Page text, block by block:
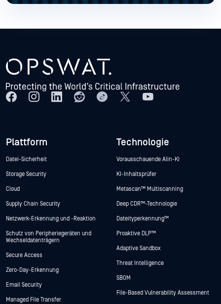
Plattform
Datei-Sicherheit
Storage Security
Cloud
Supply Chain Security
Netzwerk-Erkennung und -Reaktion
Schutz von Peripheriegeräten und
Wechseldatenträgern
Secure Access
Zero-Day-Erkennung
Email Security
Managed File Transfer
Technologie
Vorausschauende Alin-KI
KI-Inhaltsprüfer
Metascan™ Multiscanning
Deep CDR™-Technologie
Dateityperkennung™
Proaktive DLP™
Adaptive Sandbox
Threat Intelligence
SBOM
File-Based Vulnerability Assessment